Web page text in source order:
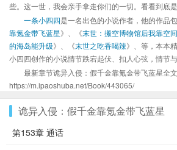
些。这一世，我会亲手拿走你们的一切。看看到底
一条小四四是一名出色的小说作者，他的作品
靠氪金带飞蓝星》、《末世：搬空博物馆后我靠空
的海岛能升级》、《末世之吃香喝辣》、等，本本
小四四创作的小说情节跌宕起伏、扣人心弦，情节与
最新章节诡异入侵：假千金靠氪金带飞蓝星全
https://m.ipaoshuba.net/Book/443065/
诡异入侵：假千金靠氪金带飞蓝星
第153章 通话